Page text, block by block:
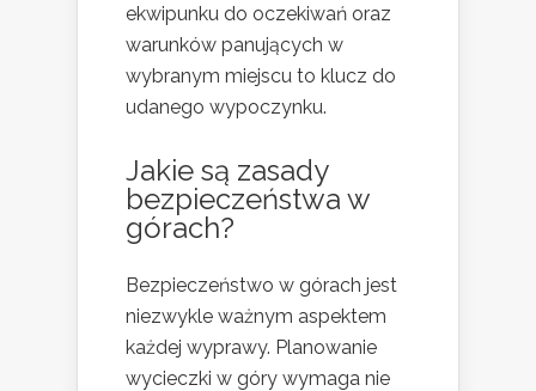
ekwipunku do oczekiwań oraz
warunków panujących w
wybranym miejscu to klucz do
udanego wypoczynku.
Jakie są zasady
bezpieczeństwa w
górach?
Bezpieczeństwo w górach jest
niezwykle ważnym aspektem
każdej wyprawy. Planowanie
wycieczki w góry wymaga nie